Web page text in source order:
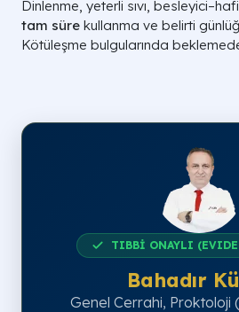
Dinlenme, yeterli sıvı,
tam süre kullanma ve belirti
Kötüleşme bulgularında
TIBBİ ONAYLI
Bahadır
Genel Cerrahi, Proktoloji